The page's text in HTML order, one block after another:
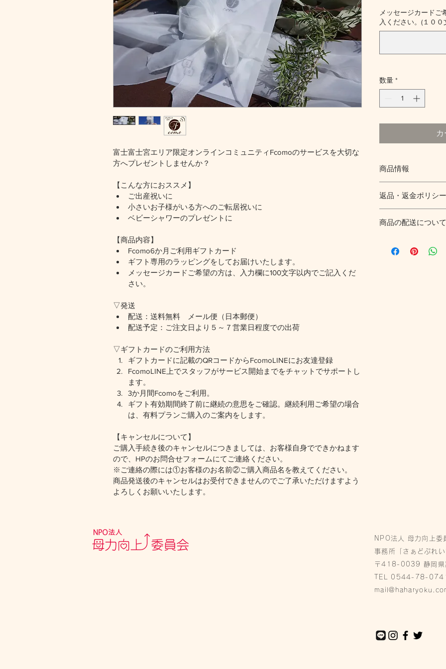
富士富士宮エリア限定オンラインコミュニティFcomoのサービスを大切な
方へプレゼントしませんか？
【こんな方におススメ】
ご出産祝いに
小さいお子様がいる方へのご転居祝いに
ベビーシャワーのプレゼントに
【商品内容】
Fcomo6か月ご利用ギフトカード
ギフト専用のラッピングをしてお届けいたします。
メッセージカードご希望の方は、入力欄に100文字以内でご記入くだ
さい。
▽発送
配送：送料無料　メール便（日本郵便）
配送予定：ご注文日より５～７営業日程度での出荷
▽ギフトカードのご利用方法
ギフトカードに記載のQRコードからFcomoLINEにお友達登録
FcomoLINE上でスタッフがサービス開始までをチャットでサポートし
ます。
3か月間Fcomoをご利用。
ギフト有効期間終了前に継続の意思をご確認。継続利用ご希望の場合
は、有料プランご購入のご案内をします。
【キャンセルについて】
ご購入手続き後のキャンセルにつきましては、お客様自身でできかねます
ので、HPのお問合せフォームにてご連絡ください。
※ご連絡の際には①お客様のお名前②ご購入商品名を教えてください。
商品発送後のキャンセルはお受付できませんのでご了承いただけますよう
よろしくお願いいたします。
メッセージカードご
入ください。(１０
数量 *
商品情報
返品・返金ポリシー
だけなかった場合の
商品の配送について
する情報を入力して
NPO法人 母力向上委
事務所「さぁどぷれい
〒418-0039 静岡県
TEL 0544-78-